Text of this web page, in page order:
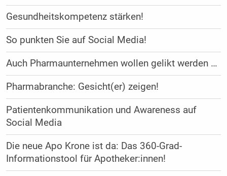
Gesundheitskompetenz stärken!
So punkten Sie auf Social Media!
Auch Pharmaunternehmen wollen gelikt werden …
Pharmabranche: Gesicht(er) zeigen!
Patientenkommunikation und Awareness auf
Social Media
Die neue Apo Krone ist da: Das 360-Grad-
Informationstool für Apotheker:innen!